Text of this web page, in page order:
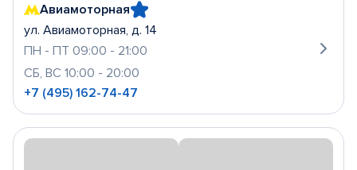
Авиамоторная
ул. Авиамоторная, д. 14
ПН - ПТ 09:00 - 21:00
СБ, ВС 10:00 - 20:00
+7 (495) 162-74-47